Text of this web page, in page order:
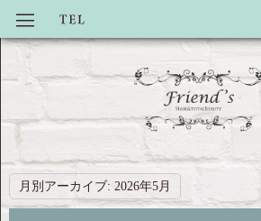
月別アーカイブ: 2026年5月